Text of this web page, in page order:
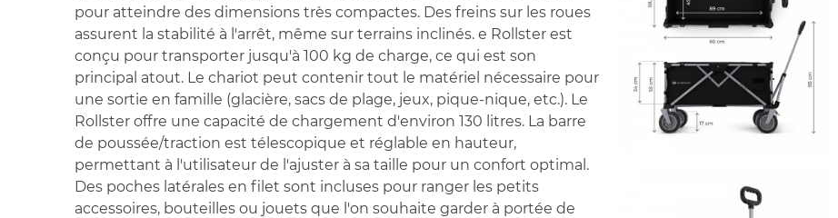
pour atteindre des dimensions très compactes. Des freins sur les roues
assurent la stabilité à l'arrêt, même sur terrains inclinés. e Rollster est
conçu pour transporter jusqu'à 100 kg de charge, ce qui est son
principal atout. Le chariot peut contenir tout le matériel nécessaire pour
une sortie en famille (glacière, sacs de plage, jeux, pique-nique, etc.). Le
Rollster offre une capacité de chargement d'environ 130 litres. La barre
de poussée/traction est télescopique et réglable en hauteur,
permettant à l'utilisateur de l'ajuster à sa taille pour un confort optimal.
Des poches latérales en filet sont incluses pour ranger les petits
accessoires, bouteilles ou jouets que l'on souhaite garder à portée de